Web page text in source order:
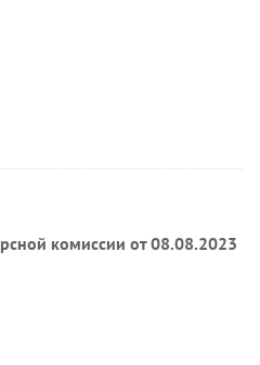
комиссии от 08.08.2023